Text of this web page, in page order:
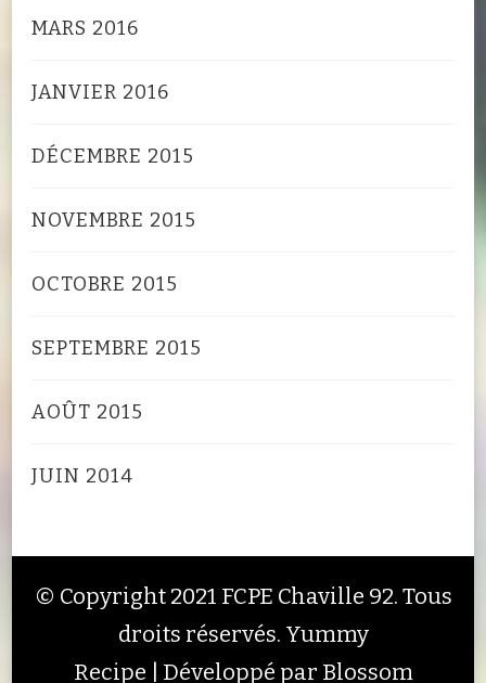
MARS 2016
JANVIER 2016
DÉCEMBRE 2015
NOVEMBRE 2015
OCTOBRE 2015
SEPTEMBRE 2015
AOÛT 2015
JUIN 2014
© Copyright 2021 FCPE Chaville 92. Tous
droits réservés. Yummy
Recipe | Développé par Blossom